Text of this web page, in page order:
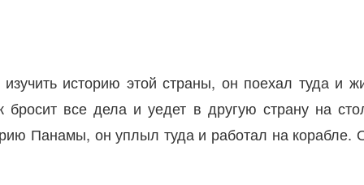
историю этой страны, он поехал туда и
все дела и уедет в другую страну на
Панамы, он уплыл туда и работал на корабле.